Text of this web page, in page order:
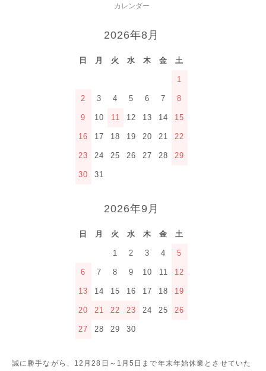
カレンダー
2026年8月
日 月 火 水 木 金 土
1
2 3 4 5 6 7 8
9 10 11 12 13 14 15
16 17 18 19 20 21 22
23 24 25 26 27 28 29
30 31
2026年9月
日 月 火 水 木 金 土
1 2 3 4 5
6 7 8 9 10 11 12
13 14 15 16 17 18 19
20 21 22 23 24 25 26
27 28 29 30
誠に勝手ながら、12月28日～1月5日まで年末年始休業とさせていた